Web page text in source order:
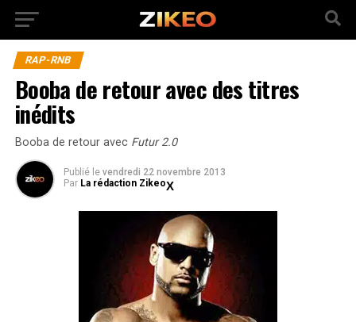
RAP-RNB
Booba de retour avec des titres
inédits
Booba de retour avec Futur 2.0
Publié le vendredi 22 novembre 2013
Par La rédaction Zikeo